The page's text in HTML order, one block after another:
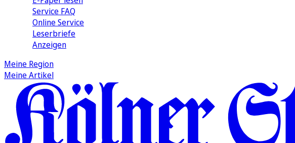
Service FAQ
Online Service
Leserbriefe
Anzeigen
Meine Region
Meine Artikel